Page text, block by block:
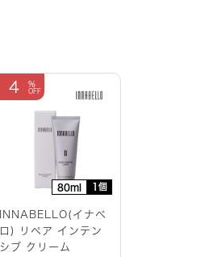
80ml 1個
4
INNABELLO(イナベ
ロ) リペア インテン
シブ クリーム